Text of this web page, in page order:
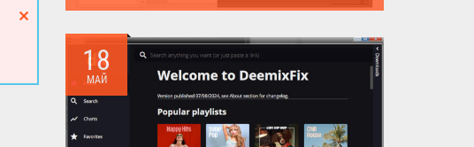
предназначена для...
18
МАЙ